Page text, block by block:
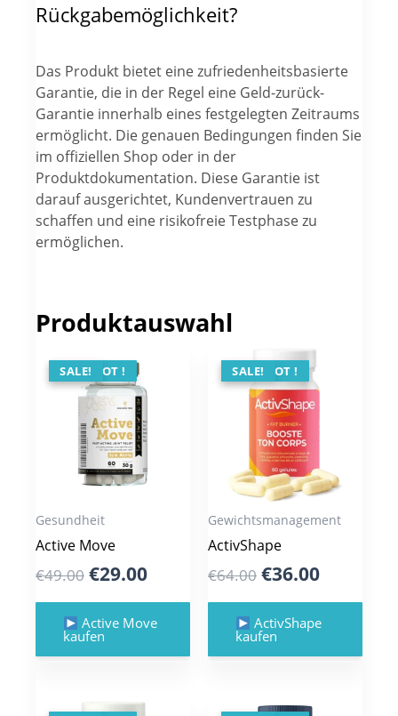
Rückgabemöglichkeit?
Das Produkt bietet eine zufriedenheitsbasierte
Garantie, die in der Regel eine Geld-zurück-
Garantie innerhalb eines festgelegten Zeitraums
ermöglicht. Die genauen Bedingungen finden Sie
im offiziellen Shop oder in der
Produktdokumentation. Diese Garantie ist
darauf ausgerichtet, Kundenvertrauen zu
schaffen und eine risikofreie Testphase zu
ermöglichen.
Produktauswahl
ANGEBOT !
SALE!
Gesundheit
Active Move
€49.00 Original
price
was:
€49.00.
€29.00Current
price
is:
Active Move
kaufen
ANGEBOT !
SALE!
Gewichtsmanagement
ActivShape
€64.00 Original
price
was:
€64.00.
€36.00Current
price
is:
ActivShape
kaufen